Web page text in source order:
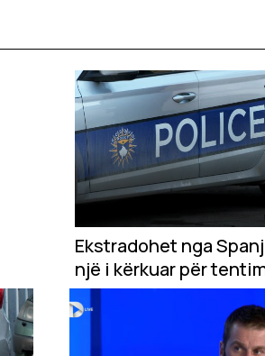
Ekstradohet nga
një i kërkuar për